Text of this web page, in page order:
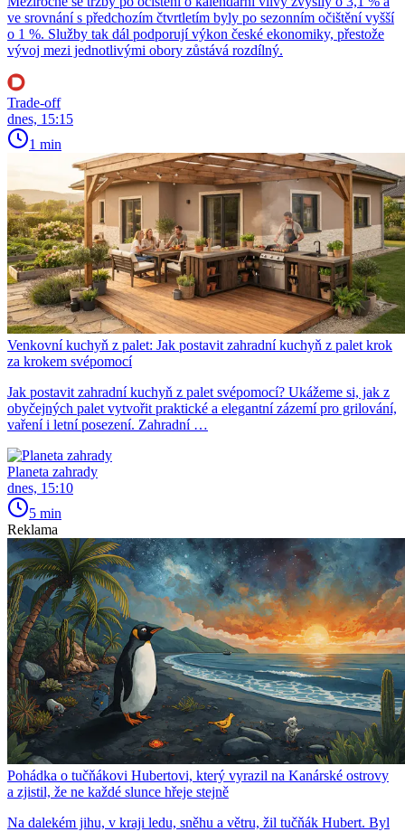
ve srovnání s předchozím čtvrtletím byly po sezonním očištění vyšší
o 1 %. Služby tak dál podporují výkon české ekonomiky, přestože
vývoj mezi jednotlivými obory zůstává rozdílný.
Trade-off
dnes, 15:15
1 min
Venkovní kuchyň z palet: Jak postavit zahradní kuchyň z palet krok
za krokem svépomocí
Jak postavit zahradní kuchyň z palet svépomocí? Ukážeme si, jak z
obyčejných palet vytvořit praktické a elegantní zázemí pro grilování,
vaření i letní posezení. Zahradní …
Planeta zahrady
dnes, 15:10
5 min
Reklama
Pohádka o tučňákovi Hubertovi, který vyrazil na Kanárské ostrovy
a zjistil, že ne každé slunce hřeje stejně
Na dalekém jihu, v kraji ledu, sněhu a větru, žil tučňák Hubert. Byl